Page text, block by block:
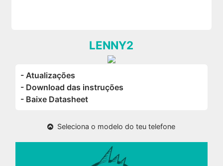
LENNY2
- Atualizações
- Download das instruções
- Baixe Datasheet
Seleciona o modelo do teu telefone